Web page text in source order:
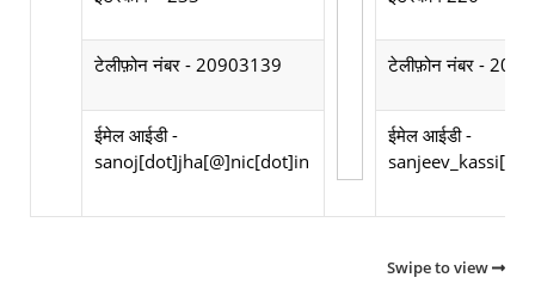
टेलीफ़ोन नंबर - 20903139 टेलीफ़ोन नंबर -
ईमेल आईडी -
sanoj[dot]jha[@]nic[dot]in
ईमेल आईडी -
Swipe to view